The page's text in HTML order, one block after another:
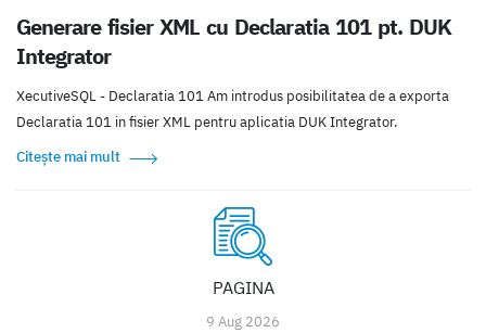
Generare fisier XML cu Declaratia 101 pt. DUK
Integrator
XecutiveSQL - Declaratia 101 Am introdus posibilitatea de a exporta
Declaratia 101 in fisier XML pentru aplicatia DUK Integrator.
Citește mai mult
PAGINA
9 Aug 2026